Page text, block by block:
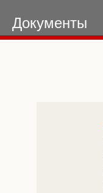
Документы